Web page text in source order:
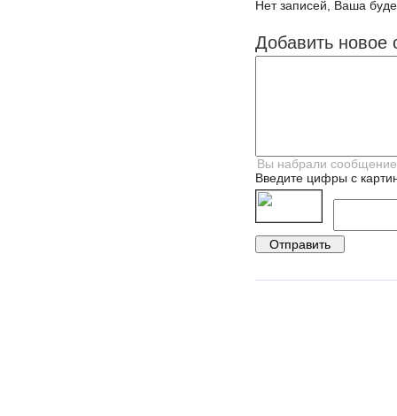
Нет записей, Ваша
Добавить новое
Введите цифры с